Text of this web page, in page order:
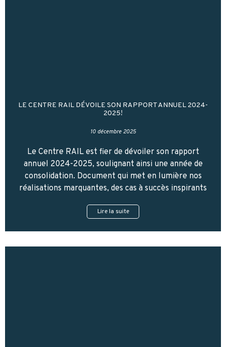
LE CENTRE RAIL DÉVOILE SON RAPPORT ANNUEL 2024-
2025!
10 décembre 2025
Le Centre RAIL est fier de dévoiler son rapport
annuel 2024-2025, soulignant ainsi une année de
consolidation. Document qui met en lumière nos
réalisations marquantes, des cas à succès inspirants
Lire la suite